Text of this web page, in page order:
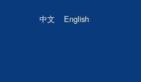
中文 English